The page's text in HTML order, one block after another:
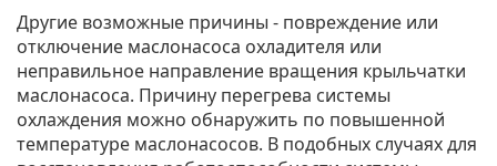
Другие возможные причины - повреждение или
отключение маслонасоса охладителя или
неправильное направление вращения крыльчатки
маслонасоса. Причину перегрева системы
охлаждения можно обнаружить по повышенной
температуре маслонасосов. В подобных случаях для